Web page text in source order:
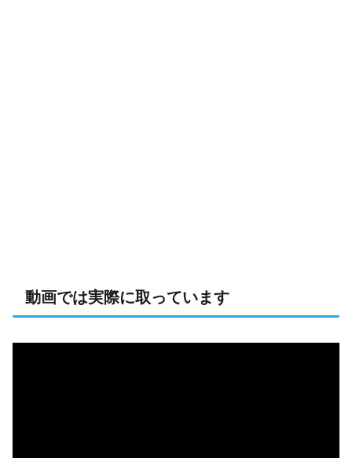
動画では実際に取っています